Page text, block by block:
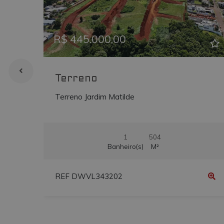
R$ 445.000,00
Terreno
Terreno Jardim Matilde
1
Banheiro(s)
504
M²
REF DWVL343202
IDE .doubleclick.net
uvc
.addthis.com
__atuvs